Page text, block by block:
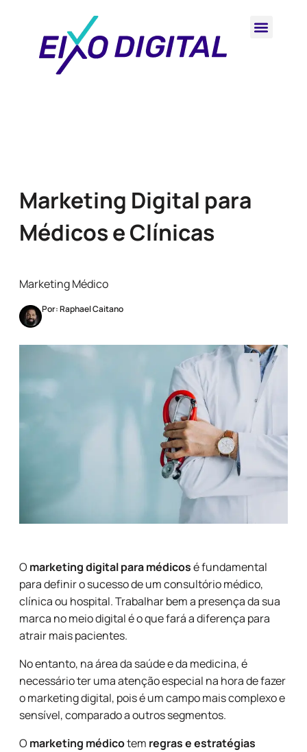
Marketing Digital para
Médicos e Clínicas
Marketing Médico
Por: Raphael Caitano
O marketing digital para médicosé fundamental
para definir o sucesso de um consultório médico,
clínica ou hospital. Trabalhar bem a presença da sua
marca no meio digital é o que fará a diferença para
atrair mais pacientes.
No entanto, na área da saúde e da medicina, é
necessário ter uma atenção especial na hora de fazer
o marketing digital, pois é um campo mais complexo e
sensível, comparado a outros segmentos.
O marketing médicotem regras e estratégias